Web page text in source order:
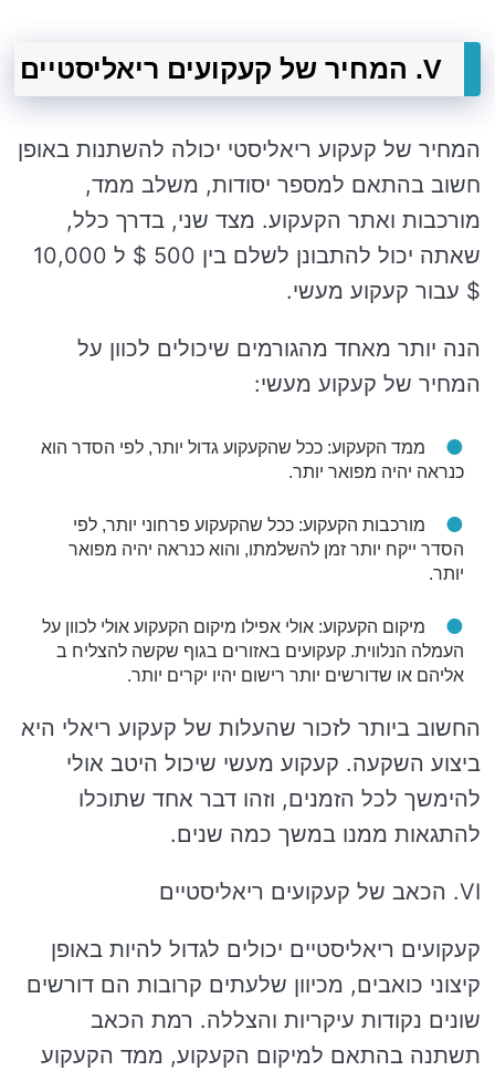
V. המחיר של קעקועים ריאליסטיים
המחיר של קעקוע ריאליסטי יכולה להשתנות באופן
חשוב בהתאם למספר יסודות, משלב ממד,
מורכבות ואתר הקעקוע. מצד שני, בדרך כלל,
שאתה יכול להתבונן לשלם בין 500 $ ל 10,000
$ עבור קעקוע מעשי.
הנה יותר מאחד מהגורמים שיכולים לכוון על
המחיר של קעקוע מעשי:
ממד הקעקוע: ככל שהקעקוע גדול יותר, לפי הסדר הוא
כנראה יהיה מפואר יותר.
מורכבות הקעקוע: ככל שהקעקוע פרחוני יותר, לפי
הסדר ייקח יותר זמן להשלמתו, והוא כנראה יהיה מפואר
יותר.
מיקום הקעקוע: אולי אפילו מיקום הקעקוע אולי לכוון על
העמלה הנלווית. קעקועים באזורים בגוף שקשה להצליח ב
אליהם או שדורשים יותר רישום יהיו יקרים יותר.
החשוב ביותר לזכור שהעלות של קעקוע ריאלי היא
ביצוע השקעה. קעקוע מעשי שיכול היטב אולי
להימשך לכל הזמנים, וזהו דבר אחד שתוכלו
להתגאות ממנו במשך כמה שנים.
VI. הכאב של קעקועים ריאליסטיים
קעקועים ריאליסטיים יכולים לגדול להיות באופן
קיצוני כואבים, מכיוון שלעתים קרובות הם דורשים
שונים נקודות עיקריות והצללה. רמת הכאב
תשתנה בהתאם למיקום הקעקוע, ממד הקעקוע